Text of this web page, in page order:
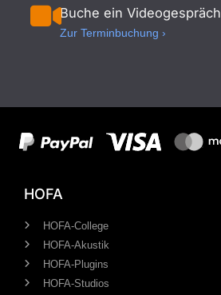
Buche ein Videogespräch
Zur Terminbuchung ›
HOFA
HOFA-College
HOFA-Akustik
HOFA-Plugins
HOFA-Studios